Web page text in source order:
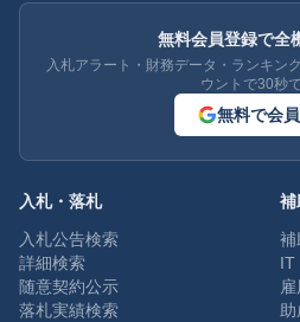
無料会員登録で全
入札アラート・財務データ・ランキン
ウントで30秒
無料で会
入札・落札
入札公告検索
詳細検索
随意契約公示
落札実績検索
補
補
IT